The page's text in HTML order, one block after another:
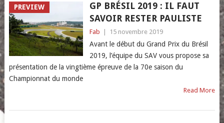
PREVIEW
GP BRÉSIL 2019 : IL FAUT
SAVOIR RESTER PAULISTE
Fab 15 novembre 2019
Avant le début du Grand Prix du Brésil
2019, l’équipe du SAV vous propose sa
présentation de la vingtième épreuve de la 70e saison du
Championnat du monde
Read More